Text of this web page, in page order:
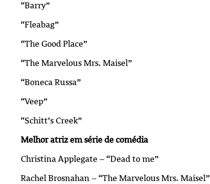
“Barry”
“Fleabag”
“The Good Place”
“The Marvelous Mrs. Maisel”
“Boneca Russa”
“Veep”
“Schitt’s Creek”
Melhor atriz em série de comédia
Christina Applegate – “Dead to me”
Rachel Brosnahan – “The Marvelous Mrs. Maisel”